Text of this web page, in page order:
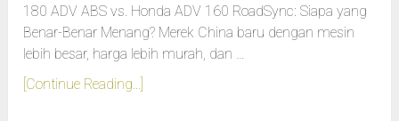
180 ADV ABS vs. Honda ADV 160 RoadSync: Siapa yang
Benar-Benar Menang? Merek China baru dengan mesin
lebih besar, harga lebih murah, dan …
[Continue Reading...]